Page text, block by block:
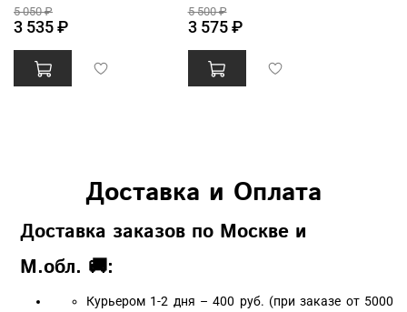
5 050 ₽
3 535 ₽
5 500 ₽
3 575 ₽
Доставка и Оплата
Доставка заказов по Москве и
М.обл. 🚚:
Курьером 1-2 дня – 400 руб. (при заказе от 5000